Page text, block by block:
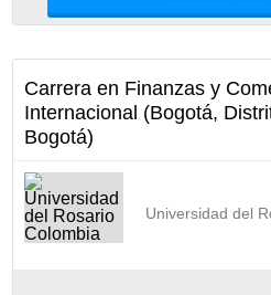
Carrera en Finanzas y
Internacional (Bogotá,
Bogotá)
Universidad del